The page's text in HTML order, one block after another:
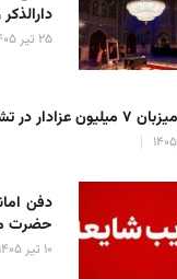
۲۵ تیر ۱۴۰۵
در تشییع پیکر قائد شهید امت
دفن
حضرت
۱۰ تیر ۱۴۰۵